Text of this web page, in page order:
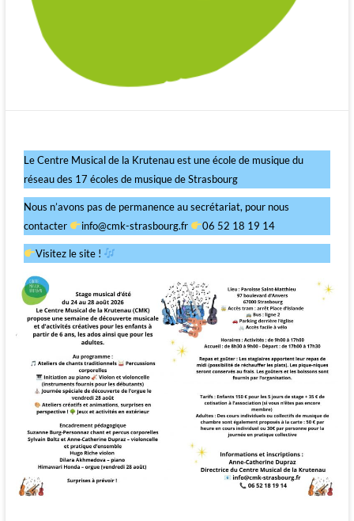
Le Centre Musical de la Krutenau est une école de musique du
réseau des 17 écoles de musique de Strasbourg
Nous n’avons pas de permanence au secrétariat, pour nous
contacter
info@cmk-strasbourg.fr 06 52 18 19 14
Visitez le site !